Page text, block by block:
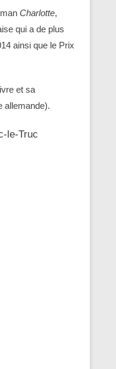
Charlotte,
qui a de plus
ainsi que le Prix
et sa
allemande).
le-Truc